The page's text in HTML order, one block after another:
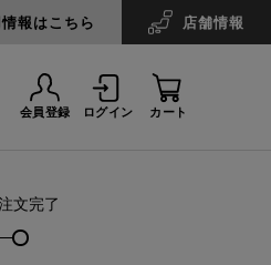
報はこちら 店舗情報
会員登録 ログイン カート
文完了